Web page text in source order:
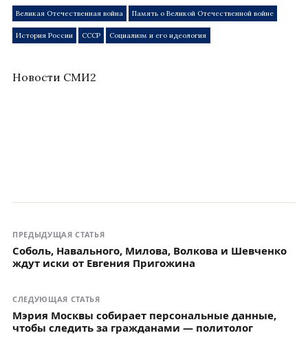
Великая Отечественная война Память о Великой Отечественной войне
История России СССР Социализм и его идеология
Новости СМИ2
ПРЕДЫДУЩАЯ СТАТЬЯ
Соболь, Навального, Милова, Волкова и Шевченко
ждут иски от Евгения Пригожина
СЛЕДУЮЩАЯ СТАТЬЯ
Мэрия Москвы собирает персональные данные,
чтобы следить за гражданами — политолог